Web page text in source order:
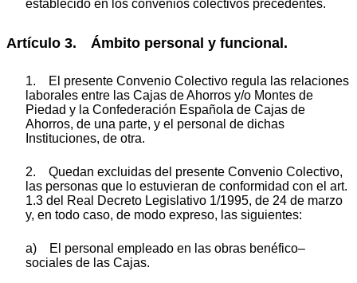
establecido en los convenios colectivos precedentes.
Artículo 3. Ámbito personal y funcional.
1. El presente Convenio Colectivo regula las relaciones
laborales entre las Cajas de Ahorros y/o Montes de
Piedad y la Confederación Española de Cajas de
Ahorros, de una parte, y el personal de dichas
Instituciones, de otra.
2. Quedan excluidas del presente Convenio Colectivo,
las personas que lo estuvieran de conformidad con el art.
1.3 del Real Decreto Legislativo 1/1995, de 24 de marzo
y, en todo caso, de modo expreso, las siguientes:
a) El personal empleado en las obras benéfico‒
sociales de las Cajas.